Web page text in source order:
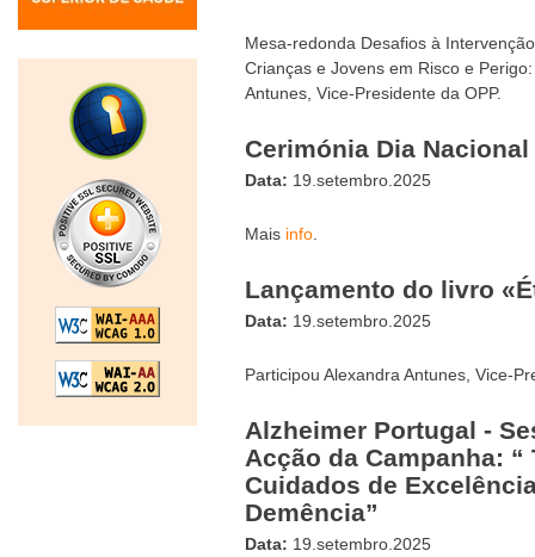
Mesa-redonda Desafios à
Crianças e Jovens em Risco e
Antunes, Vice-Presidente da OPP.
Cerimónia Dia
Data: 19.setembro.2025
Mais info
Lançamento do livro
Data: 19.setembro.2025
Participou Alexandra Antunes, Vice-
Alzheimer Portugal -
Acção da Campanha:
Cuidados de
Demência”
Data: 19.setembro.2025